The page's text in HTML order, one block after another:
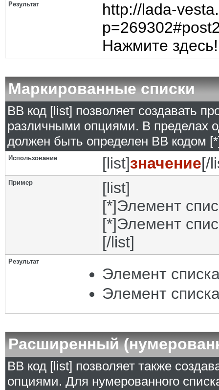
Результат
http://lada-
Нажмите здесь!
Маркированные списки
BB код [list] позволяет создавать
различными опциями. В пределах
должен быть определен BB кодом
Использование [list]значение[/
Пример
[list]
[*]Элемент
[*]Элемент
[/list]
Результат
Элемент
Элемент
Расширенный
BB код [list] позволяет также
опциями. Для нумерованного